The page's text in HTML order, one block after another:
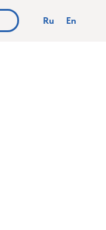
Ru En